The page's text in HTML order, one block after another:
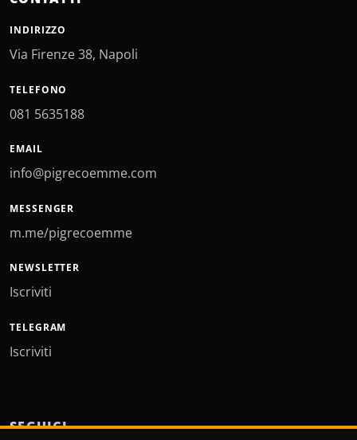
INDIRIZZO
Via Firenze 38, Napoli
TELEFONO
081 5635188
EMAIL
info@pigrecoemme.com
MESSENGER
m.me/pigrecoemme
NEWSLETTER
Iscriviti
TELEGRAM
Iscriviti
SEGUICI